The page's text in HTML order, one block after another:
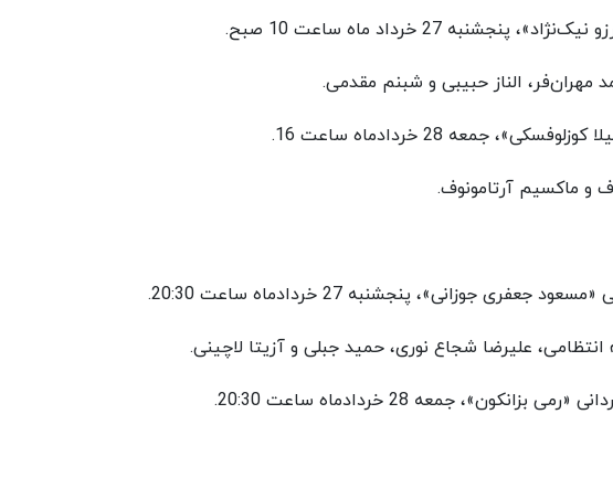
27 خرداد ماه ساعت 10 صبح.
مهران فر، الناز حبیبی و شبنم مقدمی.
جمعه 28 خردادماه ساعت 16.
و ماکسیم آرتامونوف.
جوزانی»، پنجشنبه 27 خردادماه ساعت 20:30.
انتظامی، علیرضا شجاع نوری، حمید جبلی و آزیتا لاچینی.
جمعه 28 خردادماه ساعت 20:30.